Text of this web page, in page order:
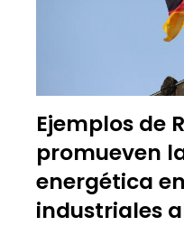
Ejemplos de
promueven
energética
industriales